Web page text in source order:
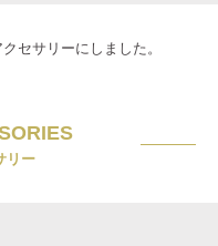
セサリーにしました。
リー